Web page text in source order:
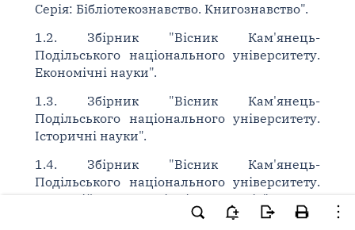
Серія: Бібліотекознавство. Книгознавство".
1.2. Збірник "Вісник Кам'янець-
Подільського національного університету.
Економічні науки".
1.3. Збірник "Вісник Кам'янець-
Подільського національного університету.
Історичні науки".
1.4. Збірник "Вісник Кам'янець-
Подільського національного університету.
Корекційна педагогіка і психологія".